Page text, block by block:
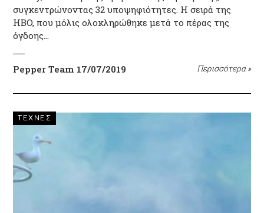
συγκεντρώνοντας 32 υποψηφιότητες. Η σειρά της
HBO, που μόλις ολοκληρώθηκε μετά το πέρας της
όγδοης…
Pepper Team 17/07/2019 Περισσότερα »
ΤΕΧΝΕΣ